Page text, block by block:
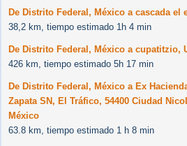
De Distrito Federal, México a cascada el
38,2 km, tiempo estimado 1h 4 min
De Distrito Federal, México a cupatitzio,
426 km, tiempo estimado 5h 17 min
De Distrito Federal, México a Ex
Zapata SN, El Tráfico, 54400 Ciudad
México
63.8 km, tiempo estimado 1 h 8 min